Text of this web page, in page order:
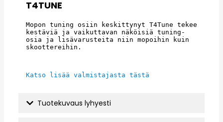
T4TUNE
Mopon tuning osiin keskittynyt T4Tune tekee
kestäviä ja vaikuttavan näköisiä tuning-
osia ja lisävarusteita niin mopoihin kuin
skoottereihin.
Katso lisää valmistajasta tästä
Tuotekuvaus lyhyesti